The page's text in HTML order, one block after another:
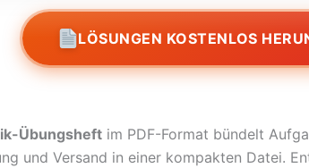
LÖSUNGEN KOSTENLOS
Übungsheft im PDF-Format bündelt
und Versand in einer kompakten Datei.